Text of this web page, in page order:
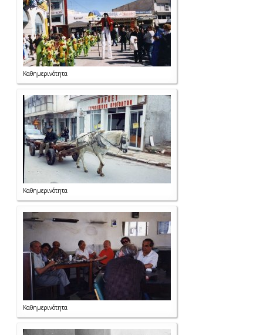
Καθημερινότητα
Καθημερινότητα
Καθημερινότητα